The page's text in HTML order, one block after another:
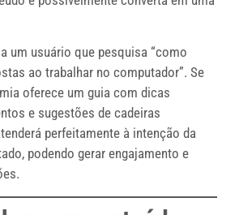
um usuário que pesquisa “como
ao trabalhar no computador”. Se
oferece um guia com dicas
e sugestões de cadeiras
perfeitamente à intenção da
podendo gerar engajamento e